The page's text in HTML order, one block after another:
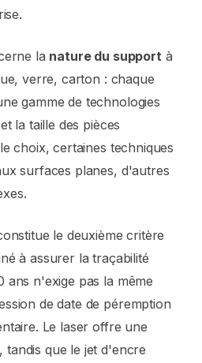
la nature du support à
verre, carton : chaque
gamme de technologies
la taille des pièces
choix, certaines techniques
surfaces planes, d'autres
le deuxième critère
à assurer la traçabilité
ans n'exige pas la même
de date de péremption
Le laser offre une
tandis que le jet d'encre